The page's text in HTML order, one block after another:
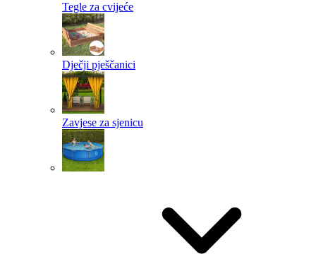
Tegle za cvijeće
Dječji pješčanici
Zavjese za sjenicu